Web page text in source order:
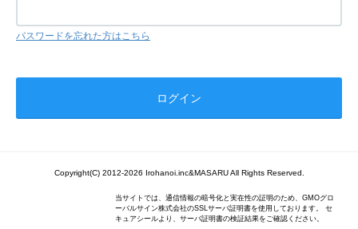
パスワードを忘れた方はこちら
Copyright(C) 2012-2026 Irohanoi.inc&MASARU All Rights Reserved.
当サイトでは、通信情報の暗号化と実在性の証明のため、GMOグロ
ーバルサイン株式会社のSSLサーバ証明書を使用しております。 セ
キュアシールより、サーバ証明書の検証結果をご確認ください。